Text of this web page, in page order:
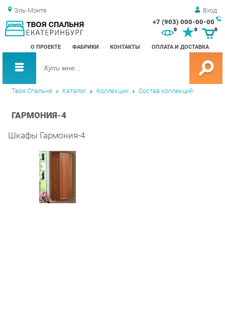
Эль-Монте Вход
+7 (903) 000-00-00
О ПРОЕКТЕ ФАБРИКИ КОНТАКТЫ ОПЛАТА И ДОСТАВКА
0 0
Твоя Спальня Каталог Коллекции Состав коллекций
ГАРМОНИЯ-4
Шкафы Гармония-4